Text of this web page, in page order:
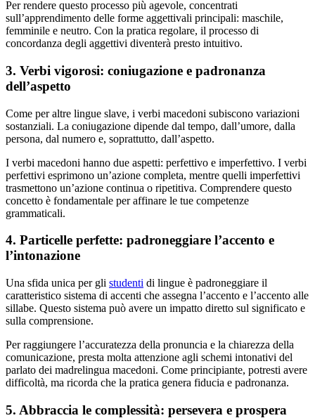
Per rendere questo processo più agevole, concentrati
sull’apprendimento delle forme aggettivali principali: maschile,
femminile e neutro. Con la pratica regolare, il processo di
concordanza degli aggettivi diventerà presto intuitivo.
3. Verbi vigorosi: coniugazione e padronanza
dell’aspetto
Come per altre lingue slave, i verbi macedoni subiscono variazioni
sostanziali. La coniugazione dipende dal tempo, dall’umore, dalla
persona, dal numero e, soprattutto, dall’aspetto.
I verbi macedoni hanno due aspetti: perfettivo e imperfettivo. I verbi
perfettivi esprimono un’azione completa, mentre quelli imperfettivi
trasmettono un’azione continua o ripetitiva. Comprendere questo
concetto è fondamentale per affinare le tue competenze
grammaticali.
4. Particelle perfette: padroneggiare l’accento e
l’intonazione
Una sfida unica per gli studenti di lingue è padroneggiare il
caratteristico sistema di accenti che assegna l’accento e l’accento alle
sillabe. Questo sistema può avere un impatto diretto sul significato e
sulla comprensione.
Per raggiungere l’accuratezza della pronuncia e la chiarezza della
comunicazione, presta molta attenzione agli schemi intonativi del
parlato dei madrelingua macedoni. Come principiante, potresti avere
difficoltà, ma ricorda che la pratica genera fiducia e padronanza.
5. Abbraccia le complessità: persevera e prospera